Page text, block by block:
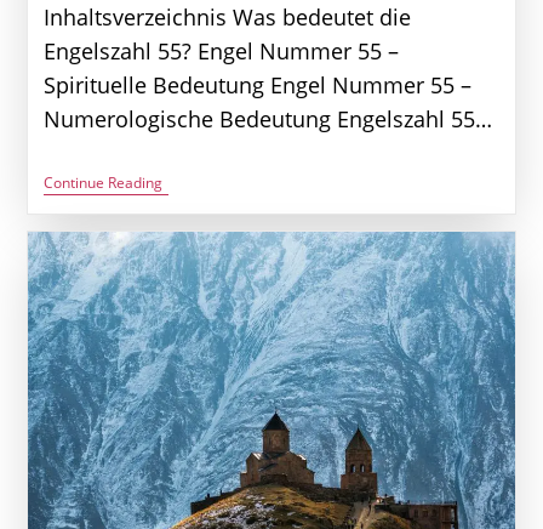
Inhaltsverzeichnis Was bedeutet die
Engelszahl 55? Engel Nummer 55 –
Spirituelle Bedeutung Engel Nummer 55 –
Numerologische Bedeutung Engelszahl 55…
Continue ReadingEngelszahl
55
–
Große
Chancen
Stehen
Bevor
|
55
Bedeutung
Sehen